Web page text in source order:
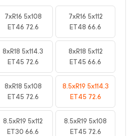
7xR16 5x108
ET46 72.6
7xR16 5x112
ET48 66.6
8xR18 5x114.3
ET45 72.6
8xR18 5x112
ET45 66.6
8xR18 5x108
ET45 72.6
8.5xR19 5x114.3
ET45 72.6
8.5xR19 5x112
ET30 66.6
8.5xR19 5x108
ET45 72.6